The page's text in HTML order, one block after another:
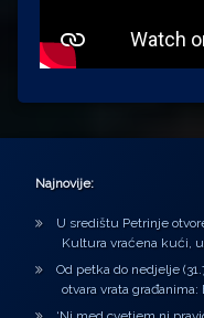
Najnovije:
U središtu Petrinje
Kultura vraćena kući, u
Od petka do nedjelje
otvara vrata